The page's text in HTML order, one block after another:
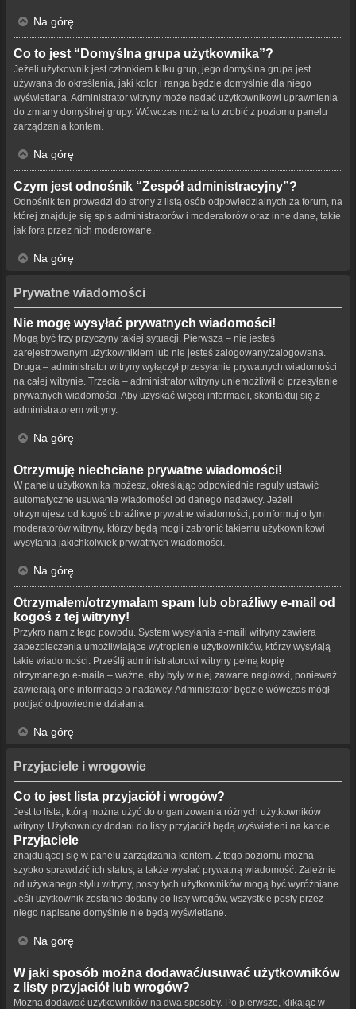
Na górę
Co to jest “Domyślna grupa użytkownika”?
Jeżeli użytkownik jest członkiem kilku grup, jego domyślna grupa jest
używana do określenia, jaki kolor i ranga będzie domyślnie dla niego
wyświetlana. Administrator witryny może nadać użytkownikowi uprawnienia
do zmiany domyślnej grupy. Wówczas można to zrobić z poziomu panelu
zarządzania kontem.
Na górę
Czym jest odnośnik “Zespół administracyjny”?
Odnośnik ten prowadzi do strony z listą osób odpowiedzialnych za forum, na
której znajduje się spis administratorów i moderatorów oraz inne dane, takie
jak fora przez nich moderowane.
Na górę
Prywatne wiadomości
Nie mogę wysyłać prywatnych wiadomości!
Mogą być trzy przyczyny takiej sytuacji. Pierwsza – nie jesteś
zarejestrowanym użytkownikiem lub nie jesteś zalogowany/zalogowana.
Druga – administrator witryny wyłączył przesyłanie prywatnych wiadomości
na całej witrynie. Trzecia – administrator witryny uniemożliwił ci przesyłanie
prywatnych wiadomości. Aby uzyskać więcej informacji, skontaktuj się z
administratorem witryny.
Na górę
Otrzymuję niechciane prywatne wiadomości!
W panelu użytkownika możesz, określając odpowiednie reguły ustawić
automatyczne usuwanie wiadomości od danego nadawcy. Jeżeli
otrzymujesz od kogoś obraźliwe prywatne wiadomości, poinformuj o tym
moderatorów witryny, którzy będą mogli zabronić takiemu użytkownikowi
wysyłania jakichkolwiek prywatnych wiadomości.
Na górę
Otrzymałem/otrzymałam spam lub obraźliwy e-mail od
kogoś z tej witryny!
Przykro nam z tego powodu. System wysyłania e-maili witryny zawiera
zabezpieczenia umożliwiające wytropienie użytkowników, którzy wysyłają
takie wiadomości. Prześlij administratorowi witryny pełną kopię
otrzymanego e-maila – ważne, aby były w niej zawarte nagłówki, ponieważ
zawierają one informacje o nadawcy. Administrator będzie wówczas mógł
podjąć odpowiednie działania.
Na górę
Przyjaciele i wrogowie
Co to jest lista przyjaciół i wrogów?
Jest to lista, którą można użyć do organizowania różnych użytkowników
witryny. Użytkownicy dodani do listy przyjaciół będą wyświetleni na karcie
Przyjaciele
znajdującej się w panelu zarządzania kontem. Z tego poziomu można
szybko sprawdzić ich status, a także wysłać prywatną wiadomość. Zależnie
od używanego stylu witryny, posty tych użytkowników mogą być wyróżniane.
Jeśli użytkownik zostanie dodany do listy wrogów, wszystkie posty przez
niego napisane domyślnie nie będą wyświetlane.
Na górę
W jaki sposób można dodawać/usuwać użytkowników
z listy przyjaciół lub wrogów?
Można dodawać użytkowników na dwa sposoby. Po pierwsze, klikając w